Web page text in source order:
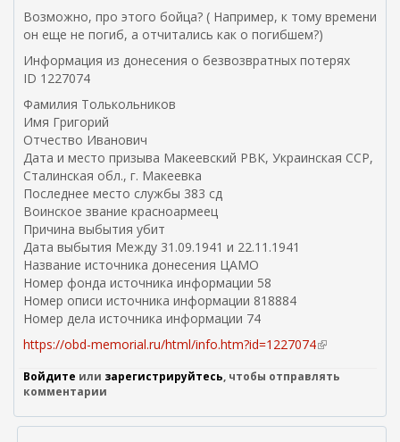
Возможно, про этого бойца? ( Например, к тому времени
он еще не погиб, а отчитались как о погибшем?)
Информация из донесения о безвозвратных потерях
ID 1227074
Фамилия Толькольников
Имя Григорий
Отчество Иванович
Дата и место призыва Макеевский РВК, Украинская ССР,
Сталинская обл., г. Макеевка
Последнее место службы 383 сд
Воинское звание красноармеец
Причина выбытия убит
Дата выбытия Между 31.09.1941 и 22.11.1941
Название источника донесения ЦАМО
Номер фонда источника информации 58
Номер описи источника информации 818884
Номер дела источника информации 74
https://obd-memorial.ru/html/info.htm?id=1227074(
н
ш
Войдите или зарегистрируйтесь, чтобы отправлять
комментарии